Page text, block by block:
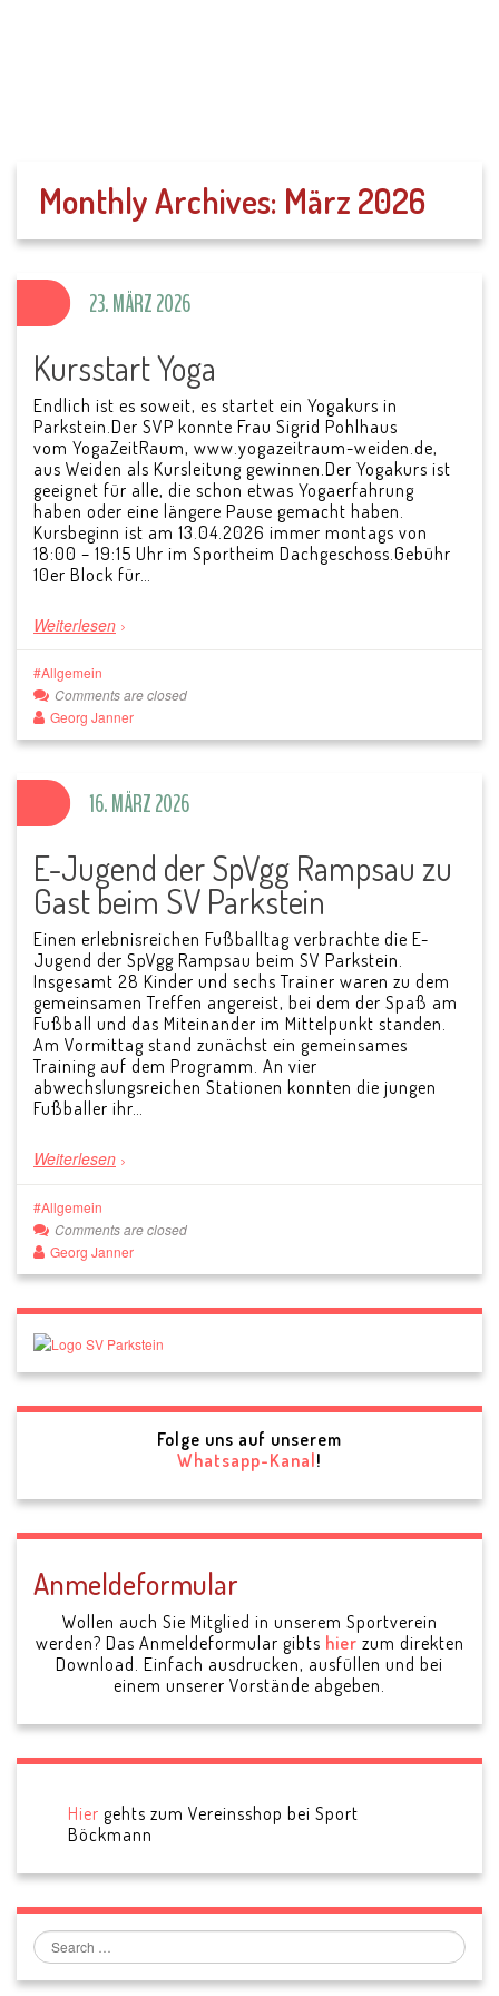
Monthly Archives: März 2026
Kursstart Yoga
Endlich ist es soweit, es startet ein Yogakurs in
Parkstein.Der SVP konnte Frau Sigrid Pohlhaus
vom YogaZeitRaum, www.yogazeitraum-weiden.de,
aus Weiden als Kursleitung gewinnen.Der Yogakurs ist
geeignet für alle, die schon etwas Yogaerfahrung
haben oder eine längere Pause gemacht haben.
Kursbeginn ist am 13.04.2026 immer montags von
18:00 – 19:15 Uhr im Sportheim Dachgeschoss.Gebühr
10er Block für…
Weiterlesen
23. MÄRZ 2026
Allgemein
Comments are closed
Georg Janner
E-Jugend der SpVgg Rampsau zu
Gast beim SV Parkstein
Einen erlebnisreichen Fußballtag verbrachte die E-
Jugend der SpVgg Rampsau beim SV Parkstein.
Insgesamt 28 Kinder und sechs Trainer waren zu dem
gemeinsamen Treffen angereist, bei dem der Spaß am
Fußball und das Miteinander im Mittelpunkt standen.
Am Vormittag stand zunächst ein gemeinsames
Training auf dem Programm. An vier
abwechslungsreichen Stationen konnten die jungen
Fußballer ihr…
Weiterlesen
16. MÄRZ 2026
Allgemein
Comments are closed
Georg Janner
Folge uns auf unserem
Whatsapp-Kanal!
Anmeldeformular
Wollen auch Sie Mitglied in unserem Sportverein
werden? Das Anmeldeformular gibts hier zum direkten
Download. Einfach ausdrucken, ausfüllen und bei
einem unserer Vorstände abgeben.
Hier gehts zum Vereinsshop bei Sport
Böckmann
Search